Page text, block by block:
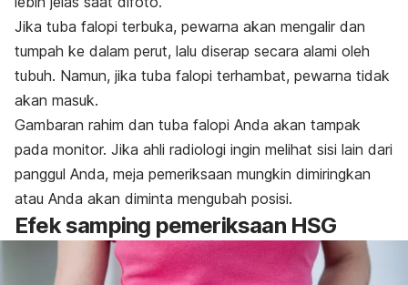
Jika tuba falopi terbuka, pewarna akan mengalir dan
tumpah ke dalam perut, lalu diserap secara alami oleh
tubuh. Namun, jika tuba falopi terhambat, pewarna tidak
akan masuk.
Gambaran rahim dan tuba falopi Anda akan tampak
pada monitor. Jika ahli radiologi ingin melihat sisi lain dari
panggul Anda, meja pemeriksaan mungkin dimiringkan
atau Anda akan diminta mengubah posisi.
Efek samping pemeriksaan HSG